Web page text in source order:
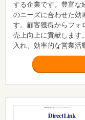
する企業です。豊富な
のニーズに合わせた効
す。顧客獲得からフォ
売上向上に貢献します
入れ、効率的な営業活